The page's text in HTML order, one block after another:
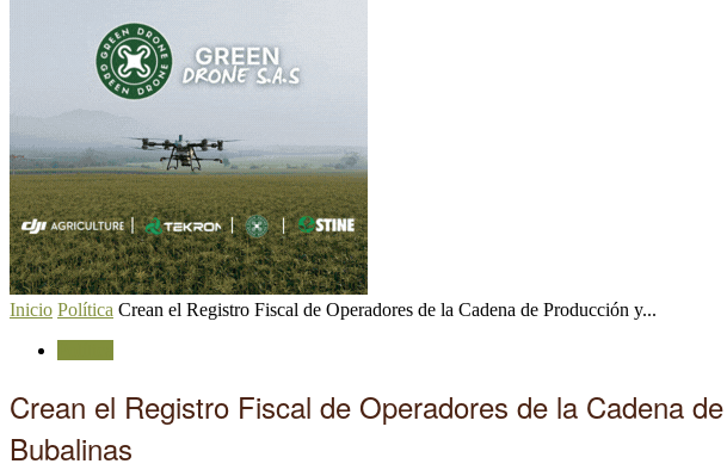
Inicio Política Crean el Registro Fiscal de Operadores de la Cadena de Producción y...
Crean el Registro Fiscal de Operadores de la Cadena
Bubalinas